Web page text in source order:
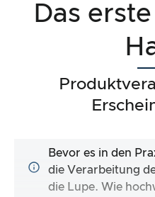
Das
Bevor es in den
die Verarbeitung
die Lupe. Wie